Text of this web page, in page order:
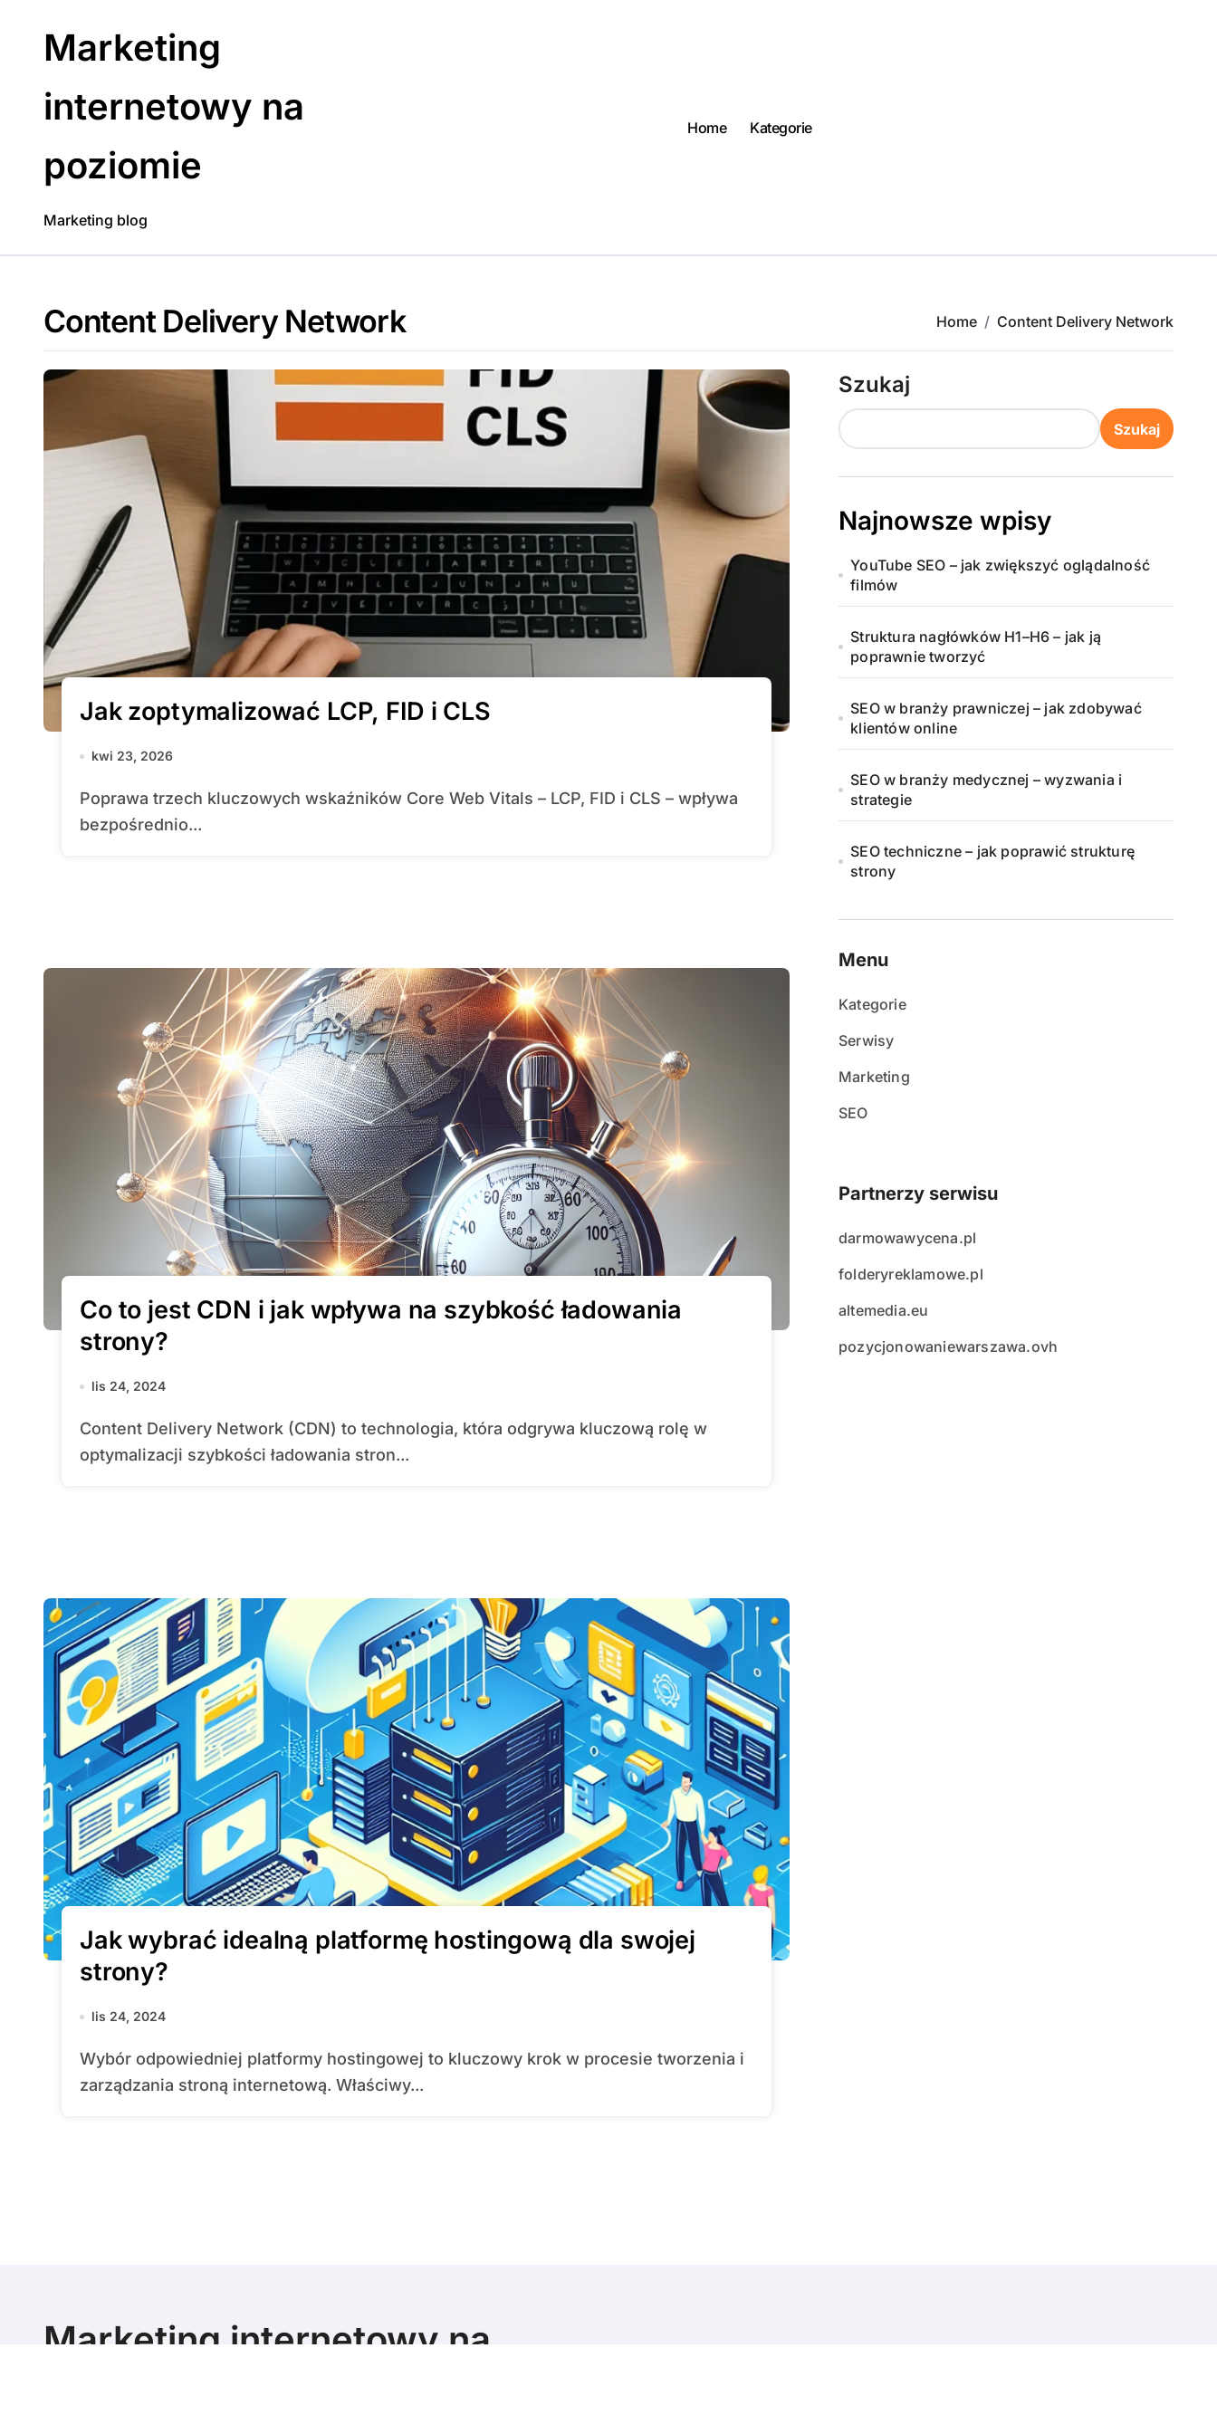
Marketing
internetowy na
poziomie
Marketing blog
Home Kategorie
Content Delivery Network Home Content Delivery Network
Jak zoptymalizować LCP, FID i CLS
kwi 23, 2026
Poprawa trzech kluczowych wskaźników Core Web Vitals – LCP, FID i CLS – wpływa
bezpośrednio...
Co to jest CDN i jak wpływa na szybkość ładowania
strony?
lis 24, 2024
Content Delivery Network (CDN) to technologia, która odgrywa kluczową rolę w
optymalizacji szybkości ładowania stron...
Jak wybrać idealną platformę hostingową dla swojej
strony?
lis 24, 2024
Wybór odpowiedniej platformy hostingowej to kluczowy krok w procesie tworzenia i
zarządzania stroną internetową. Właściwy...
Szukaj
Szukaj
Najnowsze wpisy
YouTube SEO – jak zwiększyć oglądalność
filmów
Struktura nagłówków H1–H6 – jak ją
poprawnie tworzyć
SEO w branży prawniczej – jak zdobywać
klientów online
SEO w branży medycznej – wyzwania i
strategie
SEO techniczne – jak poprawić strukturę
strony
Menu
Kategorie
Serwisy
Marketing
SEO
Partnerzy serwisu
darmowawycena.pl
folderyreklamowe.pl
altemedia.eu
pozycjonowaniewarszawa.ovh
Marketing internetowy na